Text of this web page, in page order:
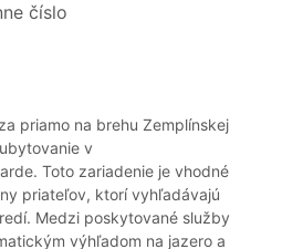
číslo
priamo na brehu Zemplínskej
v
Toto zariadenie je vhodné
priateľov, ktorí vyhľadávajú
Medzi poskytované služby
výhľadom na jazero a